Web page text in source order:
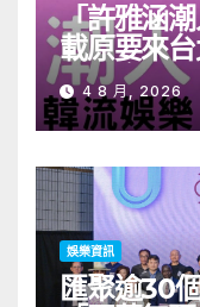
「許雅涵
載原要來
見面會8/9
4 8 月, 2026
娛樂資訊
匯聚逾30個國